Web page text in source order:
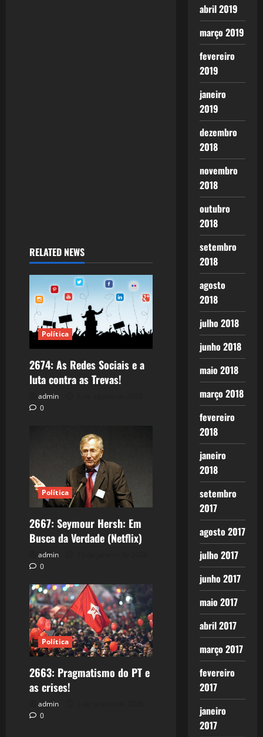
RELATED NEWS
Política
2674: As Redes Sociais e a
luta contra as Trevas!
admin
0
Política
2667: Seymour Hersh: Em
Busca da Verdade (Netflix)
admin
0
Política
2663: Pragmatismo do PT e
as crises!
admin
0
abril 2019
março 2019
fevereiro
2019
janeiro
2019
dezembro
2018
novembro
2018
outubro
2018
setembro
2018
agosto
2018
julho 2018
junho 2018
maio 2018
março 2018
fevereiro
2018
janeiro
2018
setembro
2017
agosto 2017
julho 2017
junho 2017
maio 2017
abril 2017
março 2017
fevereiro
2017
janeiro
2017